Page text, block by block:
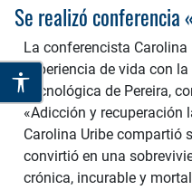
La conferencista
experiencia de vida con
Tecnológica de Pereira,
«Adicción y recuperación
Carolina Uribe compartió
convirtió en una
crónica, incurable y